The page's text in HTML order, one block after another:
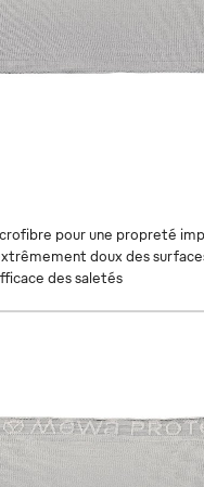
pour l’industrie et
huiles, peintures, solvants
des postes de travail,
pour une propreté
doux des
des saletés